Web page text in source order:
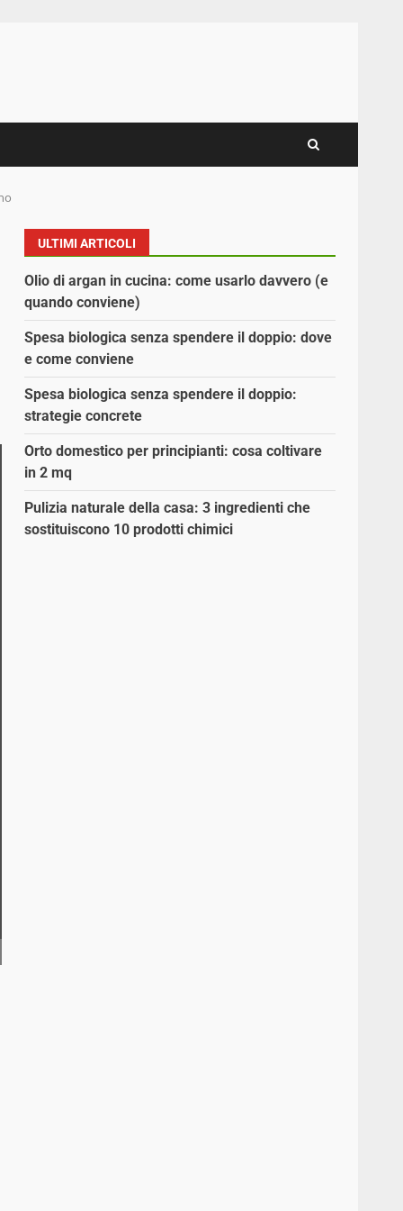
ULTIMI ARTICOLI
Olio di argan in cucina: come usarlo davvero (e
quando conviene)
Spesa biologica senza spendere il doppio: dove
e come conviene
Spesa biologica senza spendere il doppio:
strategie concrete
Orto domestico per principianti: cosa coltivare
in 2 mq
Pulizia naturale della casa: 3 ingredienti che
sostituiscono 10 prodotti chimici